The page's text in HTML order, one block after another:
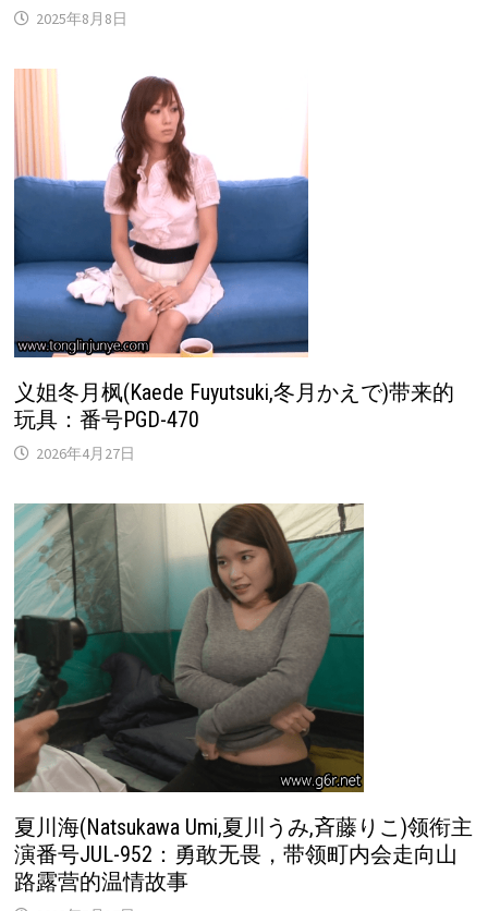
2025年8月8日
义姐冬月枫(Kaede Fuyutsuki,冬月かえで)带来的
玩具：番号PGD-470
2026年4月27日
夏川海(Natsukawa Umi,夏川うみ,斉藤りこ)领衔主
演番号JUL-952：勇敢无畏，带领町内会走向山
路露营的温情故事